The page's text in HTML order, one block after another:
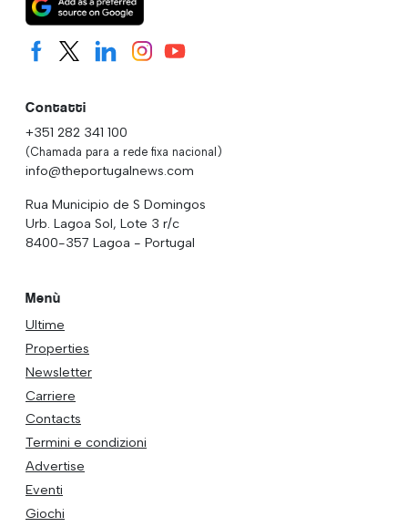
Contatti
+351 282 341 100
(Chamada para a rede fixa nacional)
info@theportugalnews.com
Rua Municipio de S Domingos
Urb. Lagoa Sol, Lote 3 r/c
8400-357 Lagoa - Portugal
Menù
Ultime
Properties
Newsletter
Carriere
Contacts
Termini e condizioni
Advertise
Eventi
Giochi